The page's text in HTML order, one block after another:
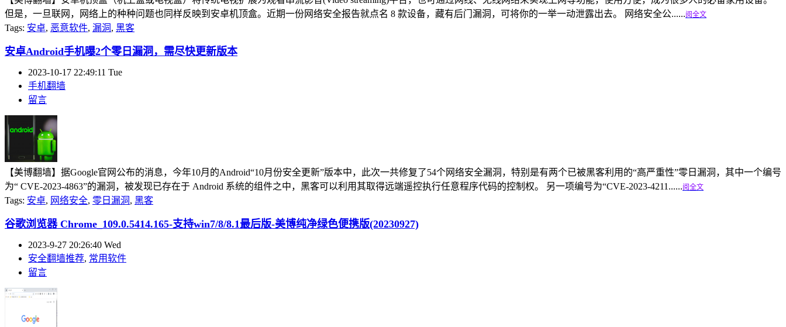
但是，一旦联网，网络上的种种问题也同样反映到安卓机顶盒。近期一份网络安全报告就点名 8 款设备，藏有后门漏洞，可将你的一举一动泄露出去。 网络安全公......阅全文
Tags: 安卓, 恶意软件, 漏洞 , 黑客
安卓Android手机曝2个零日漏洞，需尽快更新版本
2023-10-17 22:49:11 Tue
手机翻墙
留言
【美博翻墙】据Google官网公布的消息，今年10月的Android“10月份安全更新”版本中，此次一共修复了54个网络安全漏洞，特别是有两个已被黑客利用的“高严重性”零日漏洞，其中一个编号
为“ CVE-2023-4863”的漏洞，被发现已存在于 Android 系统的组件之中，黑客可以利用其取得远端遥控执行任意程序代码的控制权。 另一项编号为“CVE-2023-4211......阅全文
Tags: 安卓, 网络安全, 零日漏洞 , 黑客
谷歌浏览器 Chrome_109.0.5414.165-支持win7/8/8.1最后版-美博纯净绿色便携版(20230927)
2023-9-27 20:26:40 Wed
安全翻墙推荐, 常用软件
留言